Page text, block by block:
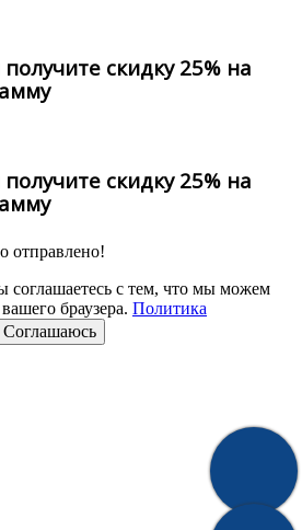
скидку 25% на
скидку 25% на
отправлено!
соглашаетесь с тем, что мы можем
браузера. Политика
Соглашаюсь